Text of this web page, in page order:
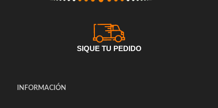
SIQUE TU PEDIDO
INFORMACIÓN